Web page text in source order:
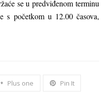
se u predviđenom terminu
s početkom u 12.00 časova,
Plus one Pin It